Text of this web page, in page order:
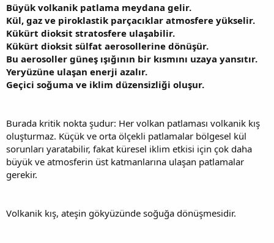
Büyük volkanik patlama meydana gelir.
Kül, gaz ve piroklastik parçacıklar atmosfere yükselir.
Kükürt dioksit stratosfere ulaşabilir.
Kükürt dioksit sülfat aerosollerine dönüşür.
Bu aerosoller güneş ışığının bir kısmını uzaya yansıtır.
Yeryüzüne ulaşan enerji azalır.
Geçici soğuma ve iklim düzensizliği oluşur.
Burada kritik nokta şudur: Her volkan patlaması volkanik kış
oluşturmaz. Küçük ve orta ölçekli patlamalar bölgesel kül
sorunları yaratabilir, fakat küresel iklim etkisi için çok daha
büyük ve atmosferin üst katmanlarına ulaşan patlamalar
gerekir.
Volkanik kış, ateşin gökyüzünde soğuğa dönüşmesidir.